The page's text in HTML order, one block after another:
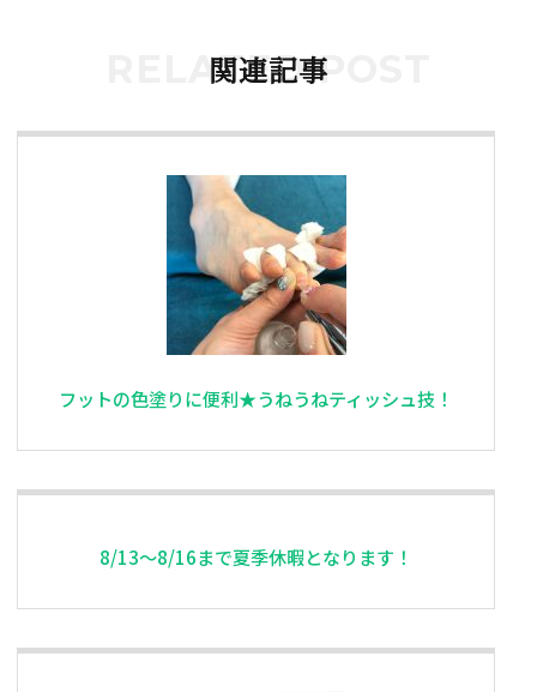
RELATED POST
関連記事
フットの色塗りに便利★うねうねティッシュ技！
8/13〜8/16まで夏季休暇となります！